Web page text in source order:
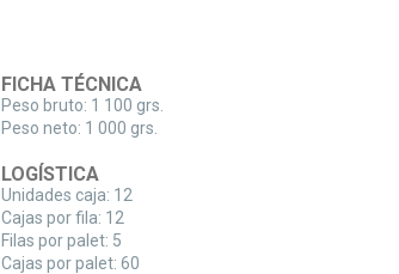
FICHA TÉCNICA
Peso bruto: 1 100 grs.
Peso neto: 1 000 grs.
LOGÍSTICA
Unidades caja: 12
Cajas por fila: 12
Filas por palet: 5
Cajas por palet:60